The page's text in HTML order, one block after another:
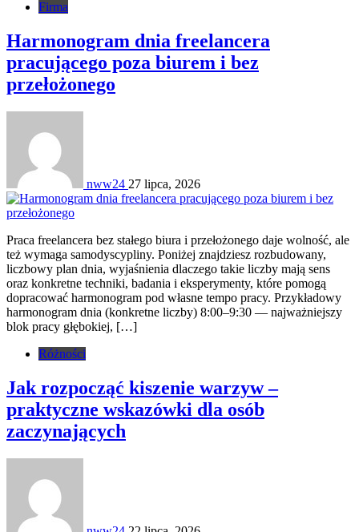
Firma
Harmonogram dnia freelancera
pracującego poza biurem i bez
przełożonego
nww24 27 lipca, 2026
Praca freelancera bez stałego biura i przełożonego daje wolność, ale
też wymaga samodyscypliny. Poniżej znajdziesz rozbudowany,
liczbowy plan dnia, wyjaśnienia dlaczego takie liczby mają sens
oraz konkretne techniki, badania i eksperymenty, które pomogą
dopracować harmonogram pod własne tempo pracy. Przykładowy
harmonogram dnia (konkretne liczby) 8:00–9:30 — najważniejszy
blok pracy głębokiej, […]
Różności
Jak rozpocząć kiszenie warzyw –
praktyczne wskazówki dla osób
zaczynających